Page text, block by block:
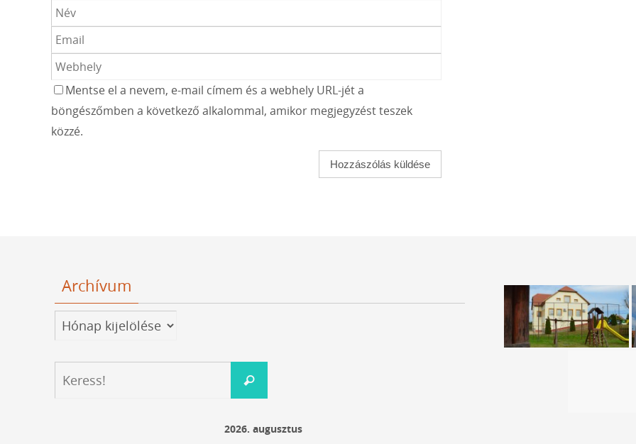
Mentse el a nevem, e-mail címem és a webhely URL-jét a
böngészőmben a következő alkalommal, amikor megjegyzést teszek
közzé.
Archívum
Archívum
Keress!
2026. augusztus